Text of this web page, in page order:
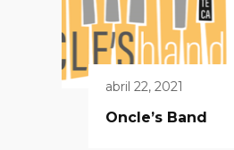
abril 22, 2021
Oncle’s Band